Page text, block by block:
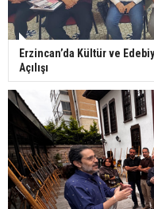
Erzincan’da Kültür ve
Açılışı